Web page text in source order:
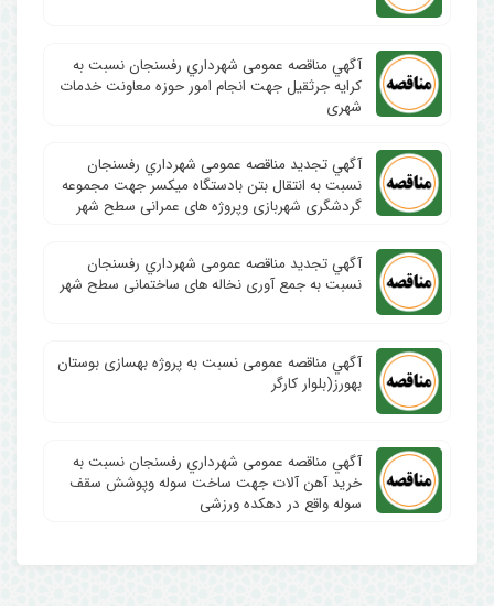
آگهي مناقصه عمومی شهرداري رفسنجان نسبت به
کرایه جرثقیل جهت انجام امور حوزه معاونت خدمات
شهری
آگهي تجدید مناقصه عمومی شهرداري رفسنجان
نسبت به انتقال بتن بادستگاه میکسر جهت مجموعه
گردشگری شهربازی وپروژه های عمرانی سطح شهر
آگهي تجدید مناقصه عمومی شهرداري رفسنجان
نسبت به جمع آوری نخاله های ساختمانی سطح شهر
آگهي مناقصه عمومی نسبت به پروژه بهسازی بوستان
بهورز(بلوار کارگر
آگهي مناقصه عمومی شهرداري رفسنجان نسبت به
خرید آهن آلات جهت ساخت سوله وپوشش سقف
سوله واقع در دهکده ورزشی